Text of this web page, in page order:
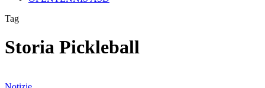
Tag
Storia Pickleball
Pickleball